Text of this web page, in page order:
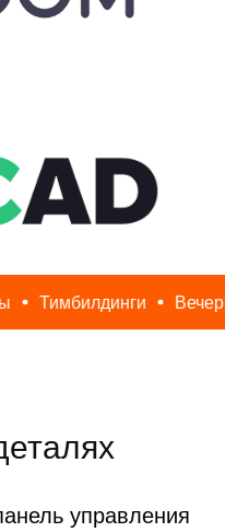
Тимбилдинги Вечеринки
управления